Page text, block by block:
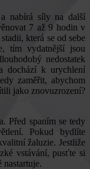
nabírá síly na další
7 až 9 hodin v
která se od sebe
tím vydatnější jsou
nedostatek
dochází k urychlení
zaměřit, abychom
jako znovuzrození?
spaním se tedy
Pokud bydlíte
žaluzie. Jestliže
vstávání, pusťte si
nastartuje.